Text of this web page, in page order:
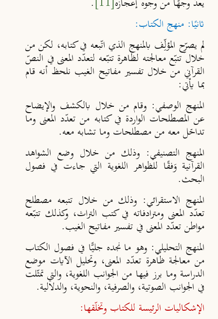
ثانيًا: منهج الكتاب:
لم يصرِّح المؤلِّف بالمنهج الذي اتّبعه في كتابه، لكن من
خلال تتبّع معالجته لظاهرة تتبّعه لتعدّد المعنى في النصّ
القرآني من خلال تفسير مفاتيح الغيب نلحظ أنه قام
بما يأتي:
المنهج الوصفي: وقام من خلال بالكشف والإيضاح
عن المصطلحات الواردة في كتابه من تعدّد المعنى وما
تداخَل معه من مصطلحات وما تشابه معه.
المنهج التصنيفي: وذلك من خلال وضع الشواهد
القرآنية وَفقًا للظواهر اللغوية التي جاءت في فصول
البحث.
المنهج الاستقرائي: وذلك من خلال تتبعه مصطلح
تعدّد المعنى ومترادفاته في كتب التراث، وكذلك تتبّعه
مواطن تعدّد المعنى في تفسير مفاتيح الغيب.
المنهج التحليلي: وهو ما نجده جليًّا في فصول الكتاب
من معالجة ظاهرة تعدّد المعنى، وتحليل الآيات موضع
الدراسة وما برز فيها من الجوانب اللغوية، والتي تمثّلت
في الجوانب الصوتية، والصرفية، والنحوية، والدلالية.
الإشكاليات الرئيسة للكتاب وتخلّقها: